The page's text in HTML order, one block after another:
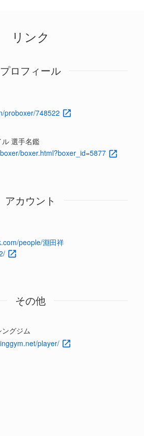
リンク
プロフィール
proboxer/748522
選手名鑑
boxer.html?boxer_id=5877
アカウント
people/淵田祥
その他
グジム
player/